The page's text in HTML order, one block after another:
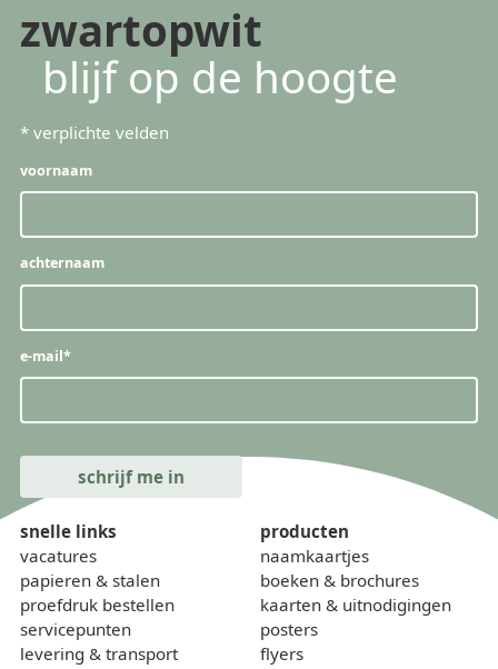
zwartopwit
blijf op de hoogte
* verplichte velden
voornaam
achternaam
e-mail*
snelle links
vacatures
papieren & stalen
proefdruk bestellen
servicepunten
levering & transport
producten
naamkaartjes
boeken & brochures
kaarten & uitnodigingen
posters
flyers